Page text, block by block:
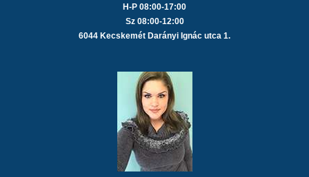
H-P 08:00-17:00
Sz 08:00-12:00
6044 Kecskemét Darányi Ignác utca 1.